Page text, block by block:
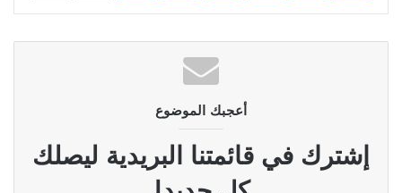
أعجبك الموضوع
إشترك في قائمتنا البريدية ليصلك